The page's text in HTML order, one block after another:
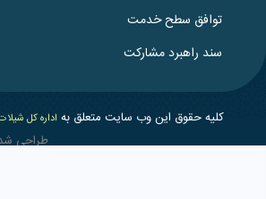
توافق سطح خدمت
سند راهبرد مشارکت
کلیه حقوق این وب سایت متعلق بهاداره کل شیلات
طراحی